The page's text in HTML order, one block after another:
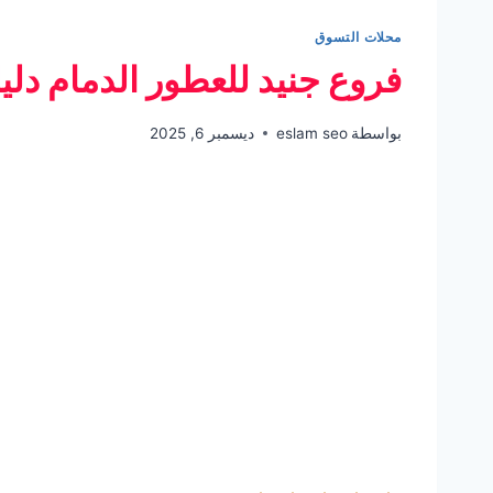
محلات التسوق
فروع جنيد للعطور الدمام
بواسطة eslam seo ديسمبر 6, 2025